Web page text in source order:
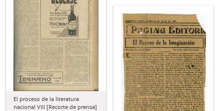
El proceso de la literatura
nacional VIII [Recorte de prensa]